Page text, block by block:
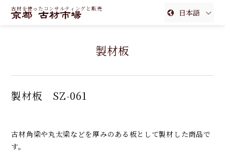
古材を使ったコンサルティングと販売
日本語
繁体中文
製材板
製材板 SZ-061
古材角梁や丸太梁などを厚みのある板として製材した商品で
す。